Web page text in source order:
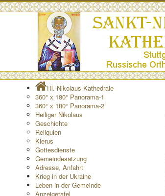
Hl.-Nikolaus-Kathedrale
360° x 180° Panorama-1
360° x 180° Panorama-2
Heiliger Nikolaus
Geschichte
Reliquien
Klerus
Gottesdienste
Gemeindesatzung
Adresse, Anfahrt
Krieg in der Ukraine
Leben in der Gemeinde
Anzeigetafel